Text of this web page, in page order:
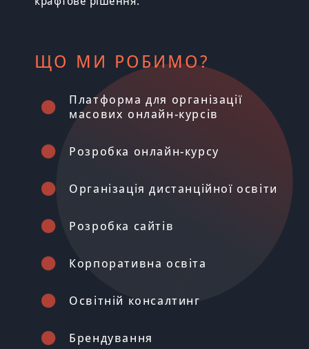
ЩО МИ РОБИМО?
Платформа для організації
масових онлайн-курсів
Розробка онлайн-курсу
Організація дистанційної освіти
Розробка сайтів
Корпоративна освіта
Освітній консалтинг
Брендування